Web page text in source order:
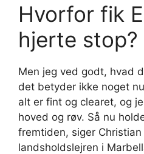
Hvorfor fik
hjerte stop?
Men jeg ved godt, hvad
det betyder ikke noget
alt er fint og clearet, og
hoved og røv. Så nu
fremtiden, siger Christian
landsholdslejren i